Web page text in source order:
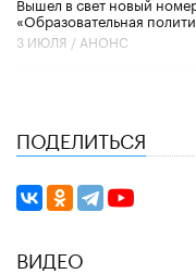
«Образовательная
3 ИЮЛЯ / АНОНС
ПОДЕЛИТЬСЯ
ВИДЕО